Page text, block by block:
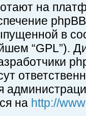
на
в
“GPL”).
на http://